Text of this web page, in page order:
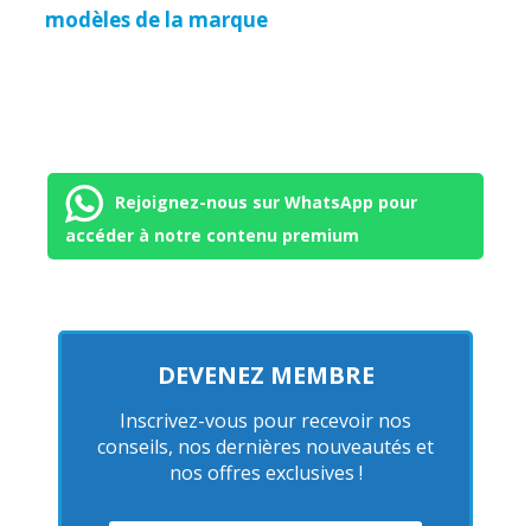
modèles de la marque
Rejoignez-nous sur WhatsApp pour
accéder à notre contenu premium
DEVENEZ MEMBRE
Inscrivez-vous pour recevoir nos
conseils, nos dernières nouveautés et
nos offres exclusives !